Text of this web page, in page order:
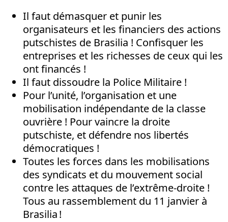
Il faut démasquer et punir les
organisateurs et les financiers des actions
putschistes de Brasilia ! Confisquer les
entreprises et les richesses de ceux qui les
ont financés !
Il faut dissoudre la Police Militaire !
Pour l’unité, l’organisation et une
mobilisation indépendante de la classe
ouvrière ! Pour vaincre la droite
putschiste, et défendre nos libertés
démocratiques !
Toutes les forces dans les mobilisations
des syndicats et du mouvement social
contre les attaques de l’extrême-droite !
Tous au rassemblement du 11 janvier à
Brasilia !